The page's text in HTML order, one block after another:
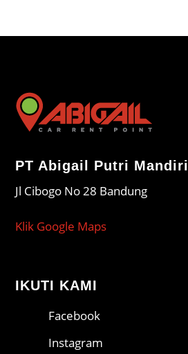
PT Abigail Putri Mandiri
Jl Cibogo No 28 Bandung
Klik Google Maps
IKUTI KAMI
Facebook
Instagram